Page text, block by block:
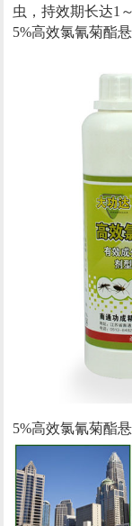
虫，持效期长达1
5%高效氯氰菊酯
5%高效氯氰菊酯